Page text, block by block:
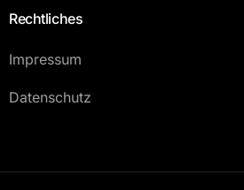
Rechtliches
Impressum
Datenschutz